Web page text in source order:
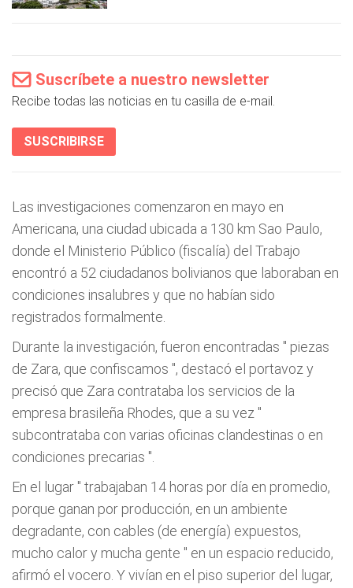
Suscríbete a nuestro newsletter
Recibe todas las noticias en tu casilla de e-mail.
SUSCRIBIRSE
Las investigaciones comenzaron en mayo en
Americana, una ciudad ubicada a 130 km Sao Paulo,
donde el Ministerio Público (fiscalía) del Trabajo
encontró a 52 ciudadanos bolivianos que laboraban en
condiciones insalubres y que no habían sido
registrados formalmente.
Durante la investigación, fueron encontradas " piezas
de Zara, que confiscamos ", destacó el portavoz y
precisó que Zara contrataba los servicios de la
empresa brasileña Rhodes, que a su vez "
subcontrataba con varias oficinas clandestinas o en
condiciones precarias ".
En el lugar " trabajaban 14 horas por día en promedio,
porque ganan por producción, en un ambiente
degradante, con cables (de energía) expuestos,
mucho calor y mucha gente " en un espacio reducido,
afirmó el vocero. Y vivían en el piso superior del lugar,